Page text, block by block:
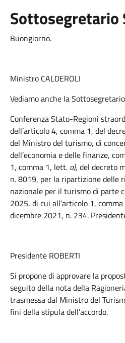
Sottosegretario
Buongiorno.
Ministro CALDEROLI
Vediamo anche la
Conferenza Stato-Regioni
dell’articolo 4, comma 1, del
del Ministro del turismo, di
dell’economia e delle finanze,
1, comma 1, lett. a), del decreto
n. 8019, per la ripartizione delle
nazionale per il turismo di parte
2025, di cui all’articolo 1,
dicembre 2021, n. 234.
Presidente ROBERTI
Si propone di approvare la
seguito della nota della
trasmessa dal Ministro del
fini della stipula dell’accordo.